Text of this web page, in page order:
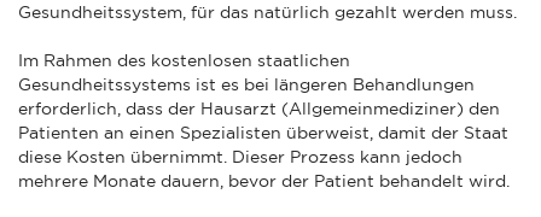
Gesundheitssystem, für das natürlich gezahlt werden muss.
Im Rahmen des kostenlosen staatlichen
Gesundheitssystems ist es bei längeren Behandlungen
erforderlich, dass der Hausarzt (Allgemeinmediziner) den
Patienten an einen Spezialisten überweist, damit der Staat
diese Kosten übernimmt. Dieser Prozess kann jedoch
mehrere Monate dauern, bevor der Patient behandelt wird.